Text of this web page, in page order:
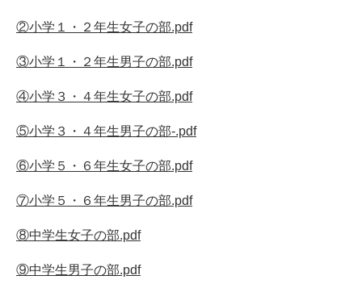
②小学１・２年生女子の部.pdf
③小学１・２年生男子の部.pdf
④小学３・４年生女子の部.pdf
⑤小学３・４年生男子の部-.pdf
⑥小学５・６年生女子の部.pdf
⑦小学５・６年生男子の部.pdf
⑧中学生女子の部.pdf
⑨中学生男子の部.pdf